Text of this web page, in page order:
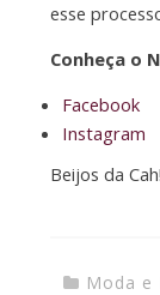
esse
Conheça o
Facebook
Instagram
Beijos da Cah!
Moda e